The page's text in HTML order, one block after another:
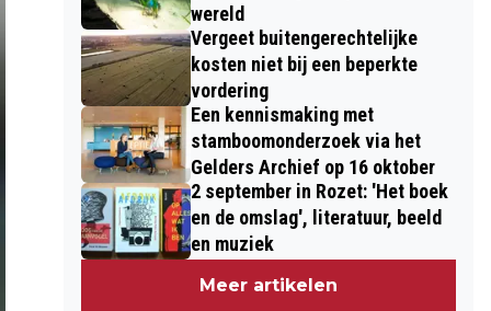
wereld
Vergeet buitengerechtelijke
kosten niet bij een beperkte
vordering
Een kennismaking met
stamboomonderzoek via het
Gelders Archief op 16 oktober
2 september in Rozet: 'Het boek
en de omslag', literatuur, beeld
en muziek
Meer artikelen